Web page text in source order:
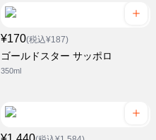
¥170(税込¥187)
ゴールドスター サッポロ
350ml